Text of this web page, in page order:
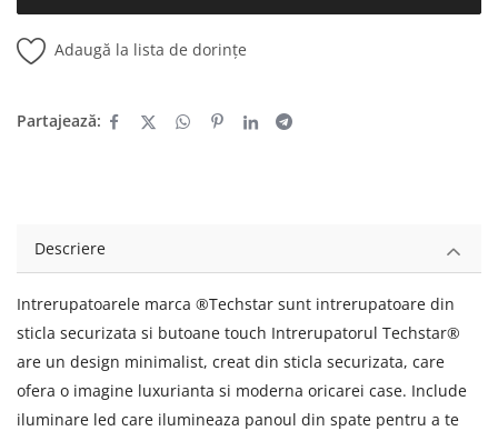
Adaugă la lista de dorințe
Partajează:
Descriere
Intrerupatoarele marca ®Techstar sunt intrerupatoare din
sticla securizata si butoane touch Intrerupatorul Techstar®
are un design minimalist, creat din sticla securizata, care
ofera o imagine luxurianta si moderna oricarei case. Include
iluminare led care ilumineaza panoul din spate pentru a te